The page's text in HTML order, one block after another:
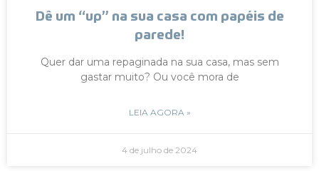
Dê um “up” na sua casa com papéis de
parede!
Quer dar uma repaginada na sua casa, mas sem
gastar muito? Ou você mora de
LEIA AGORA »
4 de julho de 2024